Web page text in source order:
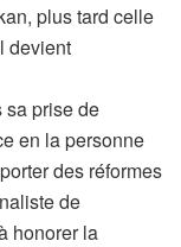
plus tard celle
devient
sa prise de
en la personne
des réformes
de
honorer la